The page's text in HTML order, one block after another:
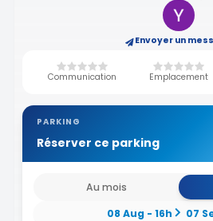
Envoyer un
Communication Emplacement
PARKING
Réserver ce parking
Au mois
08 Aug - 16h
07